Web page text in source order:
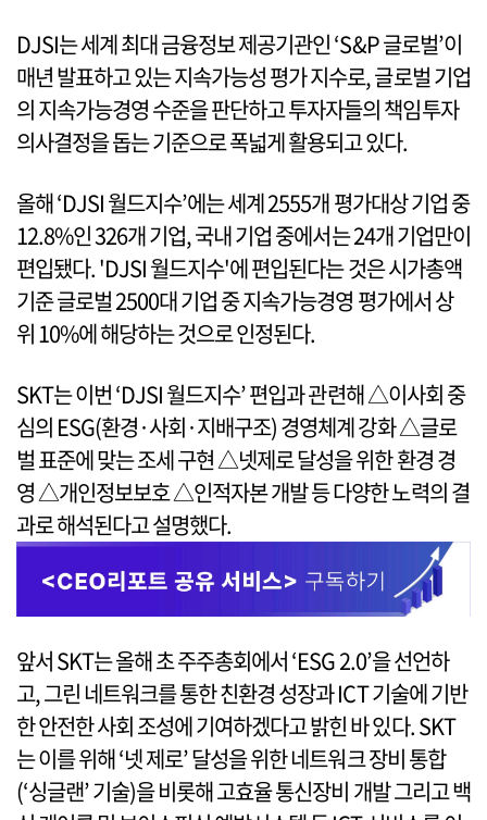
DJSI는 세계 최대 금융정보 제공기관인 ‘S&P 글로벌’이
매년 발표하고 있는 지속가능성 평가 지수로, 글로벌 기업
의 지속가능경영 수준을 판단하고 투자자들의 책임투자
의사결정을 돕는 기준으로 폭넓게 활용되고 있다.
올해 ‘DJSI 월드지수’에는 세계 2555개 평가대상 기업 중
12.8%인 326개 기업, 국내 기업 중에서는 24개 기업만이
편입됐다. 'DJSI 월드지수'에 편입된다는 것은 시가총액
기준 글로벌 2500대 기업 중 지속가능경영 평가에서 상
위 10%에 해당하는 것으로 인정된다.
SKT는 이번 ‘DJSI 월드지수’ 편입과 관련해 △이사회 중
심의 ESG(환경·사회·지배구조) 경영체계 강화 △글로
벌 표준에 맞는 조세 구현 △넷제로 달성을 위한 환경 경
영 △개인정보보호 △인적자본 개발 등 다양한 노력의 결
과로 해석된다고 설명했다.
앞서 SKT는 올해 초 주주총회에서 ‘ESG 2.0’을 선언하
고, 그린 네트워크를 통한 친환경 성장과 ICT 기술에 기반
한 안전한 사회 조성에 기여하겠다고 밝힌 바 있다. SKT
는 이를 위해 ‘넷 제로’ 달성을 위한 네트워크 장비 통합
(‘싱글랜’ 기술)을 비롯해 고효율 통신장비 개발 그리고 백